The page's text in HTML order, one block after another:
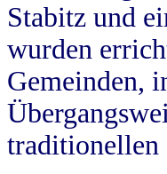
Stabitz und
wurden
Gemeinden,
traditionellen